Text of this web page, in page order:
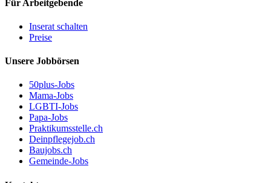
Für Arbeitgebende
Inserat schalten
Preise
Unsere Jobbörsen
50plus-Jobs
Mama-Jobs
LGBTI-Jobs
Papa-Jobs
Praktikumsstelle.ch
Deinpflegejob.ch
Baujobs.ch
Gemeinde-Jobs